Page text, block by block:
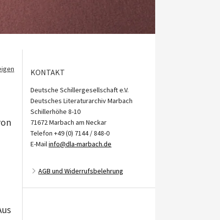
KONTAKT
Deutsche Schillergesellschaft e.V.
Deutsches Literaturarchiv Marbach
Schillerhöhe 8-10
71672 Marbach am Neckar
Telefon +49 (0) 7144 / 848-0
E-Mailinfo@dla-marbach.de
AGB und Widerrufsbelehrung